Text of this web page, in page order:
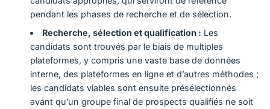
pendant les phases de recherche et de sélection.
Recherche, sélection et qualification : Les
candidats sont trouvés par le biais de multiples
plateformes, y compris une vaste base de données
interne, des plateformes en ligne et d’autres méthodes ;
les candidats viables sont ensuite présélectionnés
avant qu’un groupe final de prospects qualifiés ne soit